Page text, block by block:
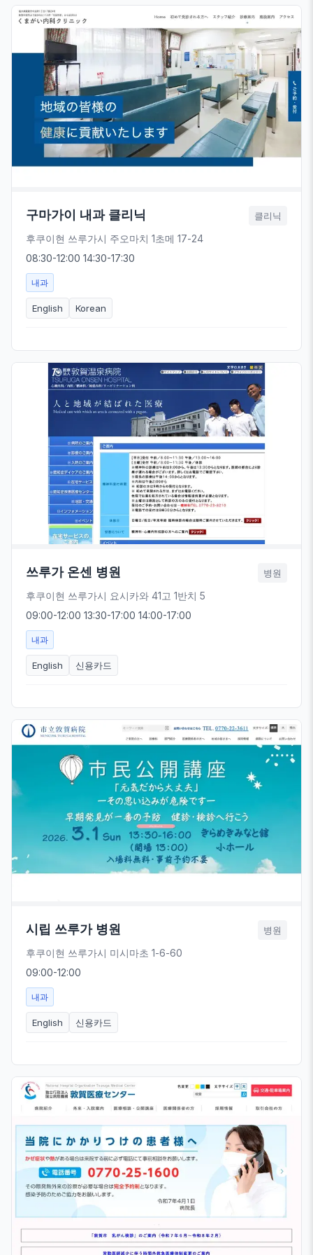
구마가이 내과 클리닉 클리닉
후쿠이현 쓰루가시 주오마치 1초메 17-24
08:30-12:00 14:30-17:30
내과
English Korean
쓰루가 온센 병원 병원
후쿠이현 쓰루가시 요시카와 41고 1반치 5
09:00-12:00 13:30-17:00 14:00-17:00
내과
English 신용카드
시립 쓰루가 병원 병원
후쿠이현 쓰루가시 미시마초 1-6-60
09:00-12:00
내과
English 신용카드